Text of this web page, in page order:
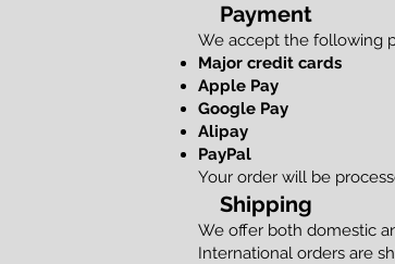
Payment
We accept the following
Major credit cards
Apple Pay
Google Pay
Alipay
PayPal
Your order will be
Shipping
We offer both domestic
International orders are